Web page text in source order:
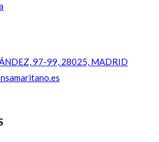
97-99, 28025, MADRID